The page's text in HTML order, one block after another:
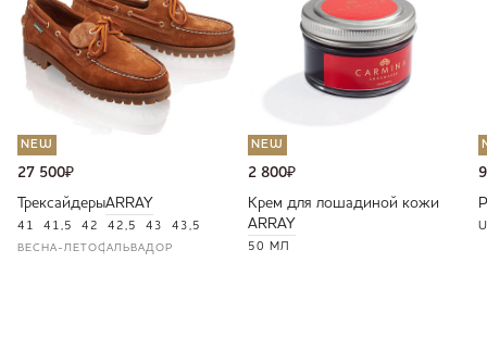
NEW
27 500₽
ТрексайдерыARRAY
41 41,5 42 42,5 43 43,5
ВЕСНА-ЛЕТОСАЛЬВАДОР
NEW
2 800₽
Крем для лошадиной кожи
ARRAY
50 МЛ